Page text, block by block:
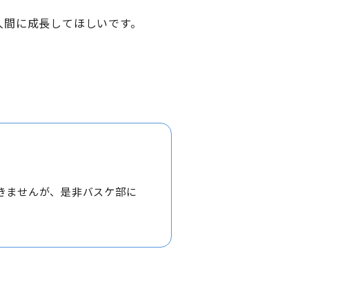
に成長してほしいです。
ませんが、是非バスケ部に